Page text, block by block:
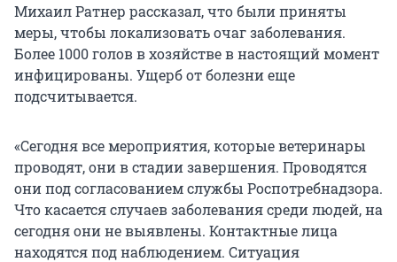
Михаил Ратнер рассказал, что были приняты
меры, чтобы локализовать очаг заболевания.
Более 1000 голов в хозяйстве в настоящий момент
инфицированы. Ущерб от болезни еще
подсчитывается.
«Сегодня все мероприятия, которые ветеринары
проводят, они в стадии завершения. Проводятся
они под согласованием службы Роспотребнадзора.
Что касается случаев заболевания среди людей, на
сегодня они не выявлены. Контактные лица
находятся под наблюдением. Ситуация